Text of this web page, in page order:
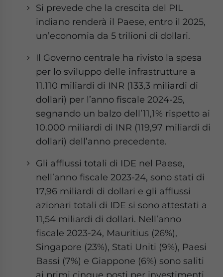
Si prevede che la crescita del PIL
indiano renderà il Paese, entro il 2025,
un’economia da 5 trilioni di dollari.
Il Governo centrale ha rivisto la spesa
per lo sviluppo delle infrastrutture a
11.110 miliardi di INR (133,3 miliardi di
dollari) per l’anno fiscale 2024-25,
segnando un balzo dell’11,1% rispetto ai
10.000 miliardi di INR (119,97 miliardi di
dollari) dell’anno precedente.
Gli afflussi totali di IDE nel Paese,
nell’anno fiscale 2023-24, sono stati di
17,96 miliardi di dollari e gli afflussi
azionari totali di IDE si sono attestati a
11,54 miliardi di dollari. Nell’anno
fiscale 2023-24, Mauritius (26%),
Singapore (23%), Stati Uniti (9%), Paesi
Bassi (7%) e Giappone (6%) sono saliti
ai primi cinque posti per investimenti